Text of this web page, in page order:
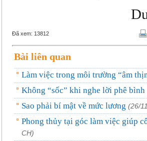
Đã xem: 13812
Bài liên quan
Làm việc trong môi trường “âm
Không “sốc” khi nghe lời phê bình
Sao phải bí mật về mức lương (26/
Phong thủy tại góc làm việc giúp
CH)